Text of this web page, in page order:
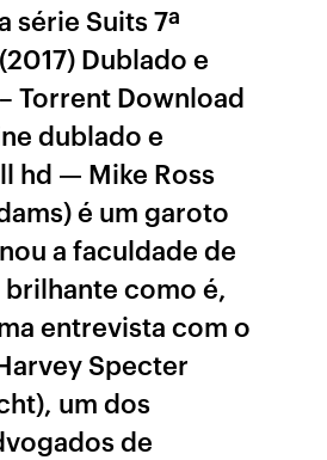
série Suits 7ª
Dublado e
Torrent Download
dublado e
hd — Mike Ross
é um garoto
a faculdade de
como é,
entrevista com o
Specter
um dos
de